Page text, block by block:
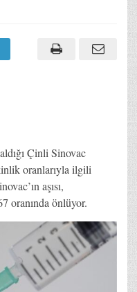
Çinli Sinovac
oranlarıyla ilgili
aşısı,
oranında önlüyor.